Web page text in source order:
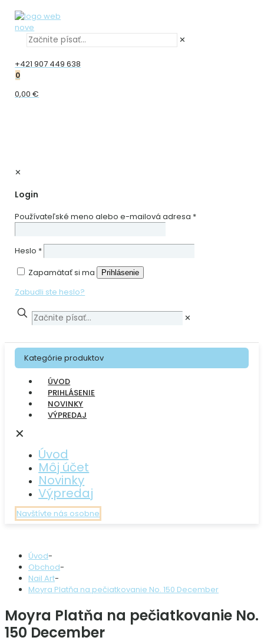
✕
+421 907 449 638
0
0,00 €
✕
Login
Používateľské meno alebo e-mailová adresa *
Heslo *
Zapamätať si ma
Prihlásenie
Zabudli ste heslo?
✕
Kategórie produktov
ÚVOD
PRIHLÁSENIE
NOVINKY
VÝPREDAJ
✕
Úvod
Môj účet
Novinky
Výpredaj
Navštívte nás osobne
Úvod-
Obchod-
Nail Art-
Moyra Platňa na pečiatkovanie No. 150 December
Moyra Platňa na pečiatkovanie No.
150 December